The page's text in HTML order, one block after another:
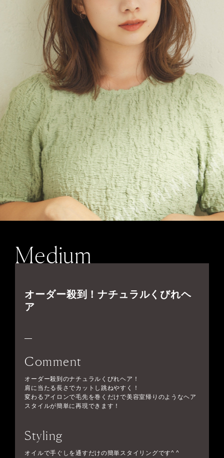
Medium
オーダー殺到！ナチュラルくびれヘ
ア
Comment
オーダー殺到のナチュラルくびれヘア！
肩に当たる長さでカットし跳ねやすく！
変わるアイロンで毛先を巻くだけで美容室帰りのようなヘア
スタイルが簡単に再現できます！
Styling
オイルで手ぐしを通すだけの簡単スタイリングです^ ^